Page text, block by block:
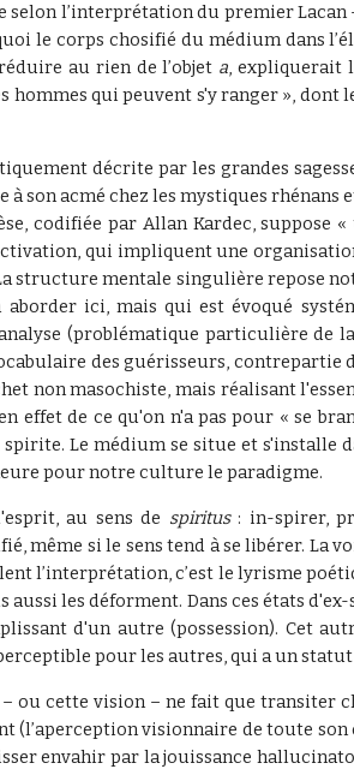
l’interprétation du premier
le corps chosifié du médium dans
au rien de l’objet a, expliquerait
hommes qui peuvent s'y ranger »,
décrite par les grandes
acmé chez les mystiques rhénans
codifiée par Allan Kardec,
qui impliquent une
structure mentale singulière repose
ici, mais qui est évoqué
(problématique particulière
des guérisseurs,
non masochiste, mais réalisant
effet de ce qu'on n'a pas pour « se
Le médium se situe et s'installe
pour notre culture le paradigme.
au sens de spiritus: in-spirer,
même si le sens tend à se libérer. La
l’interprétation, c’est le lyrisme
les déforment. Dans ces états d'ex-
d'un autre (possession). Cet
pour les autres, qui a un
ou cette vision – ne fait que transiter
(l’aperception visionnaire de toute
envahir par la jouissance